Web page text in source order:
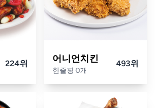
224위 어니언치킨
한줄평 0개
493위